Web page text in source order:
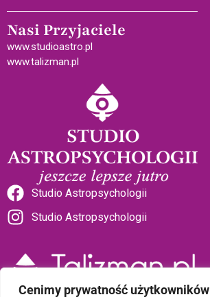
Cenimy prywatność użytkowników
Nasi Przyjaciele
www.studioastro.pl
www.talizman.pl
Studio Astropsychologii
Studio Astropsychologii